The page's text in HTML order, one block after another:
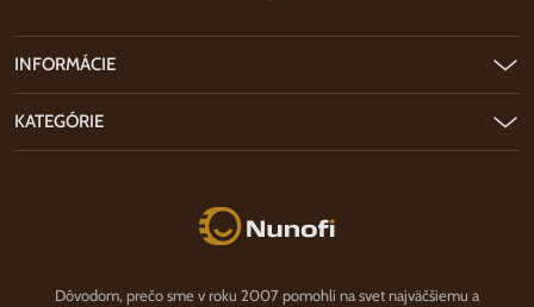
Nunofi.sk
Dôvodom, prečo sme v roku 2007 pomohli na svet najväčšiemu a
INFORMÁCIE
KATEGÓRIE